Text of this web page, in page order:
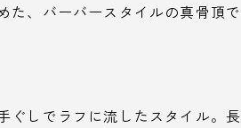
た、バーバースタイルの真骨頂で
ぐしでラフに流したスタイル。長